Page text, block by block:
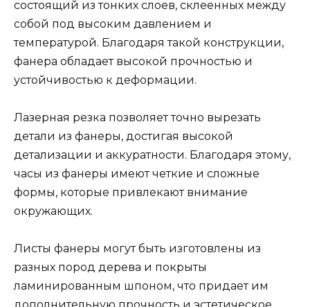
состоящий из тонких слоев, склеенных между
собой под высоким давлением и
температурой. Благодаря такой конструкции,
фанера обладает высокой прочностью и
устойчивостью к деформации.
Лазерная резка позволяет точно вырезать
детали из фанеры, достигая высокой
детализации и аккуратности. Благодаря этому,
часы из фанеры имеют четкие и сложные
формы, которые привлекают внимание
окружающих.
Листы фанеры могут быть изготовлены из
разных пород дерева и покрыты
ламинированным шпоном, что придает им